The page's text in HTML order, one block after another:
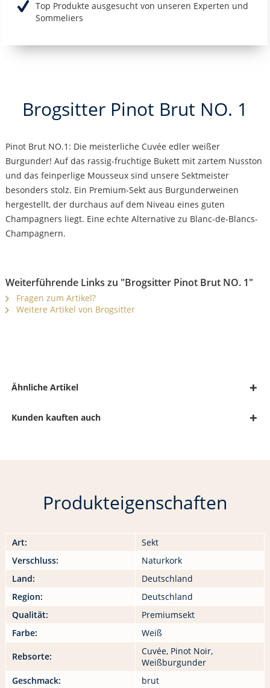
Top Produkte ausgesucht von unseren Experten und
Sommeliers
Brogsitter Pinot Brut NO. 1
Pinot Brut NO.1: Die meisterliche Cuvée edler weißer
Burgunder! Auf das rassig-fruchtige Bukett mit zartem Nusston
und das feinperlige Mousseux sind unsere Sektmeister
besonders stolz. Ein Premium-Sekt aus Burgunderweinen
hergestellt, der durchaus auf dem Niveau eines guten
Champagners liegt. Eine echte Alternative zu Blanc-de-Blancs-
Champagnern.
Weiterführende Links zu "Brogsitter Pinot Brut NO. 1"
Fragen zum Artikel?
Weitere Artikel von Brogsitter
Ähnliche Artikel
Kunden kauften auch
Produkteigenschaften
Art:
Sekt
Verschluss:
Naturkork
Land:
Deutschland
Region:
Deutschland
Qualität:
Premiumsekt
Farbe:
Weiß
Rebsorte:
Cuvée, Pinot Noir,
Weißburgunder
Geschmack:
brut